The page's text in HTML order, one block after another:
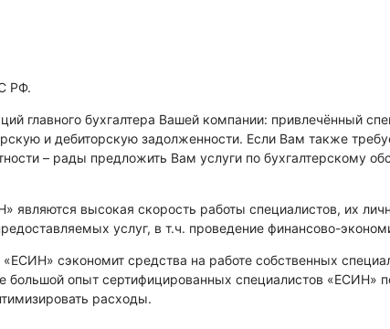
РФ.
главного бухгалтера Вашей компании: привлечённый
и дебиторскую задолженности. Если Вам также
– рады предложить Вам услуги по бухгалтерскому
высокая скорость работы специалистов, их
услуг, в т.ч. проведение финансово-
сэкономит средства на работе собственных
большой опыт сертифицированных специалистов «ЕСИН»
расходы.